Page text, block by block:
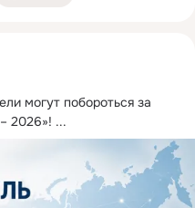
могут побороться за
2026»! ...